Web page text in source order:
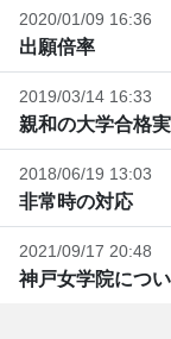
2020/01/09 16:36
出願倍率
2019/03/14 16:33
親和の大学合格
2018/06/19 13:03
非常時の対応
2021/09/17 20:48
神戸女学院につ